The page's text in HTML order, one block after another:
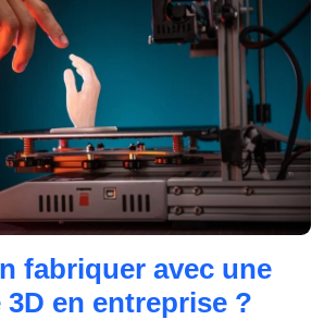
fabriquer avec une
en entreprise ?